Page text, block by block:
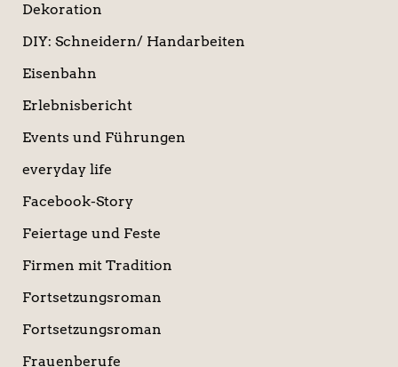
Dekoration
DIY: Schneidern/ Handarbeiten
Eisenbahn
Erlebnisbericht
Events und Führungen
everyday life
Facebook-Story
Feiertage und Feste
Firmen mit Tradition
Fortsetzungsroman
Fortsetzungsroman
Frauenberufe